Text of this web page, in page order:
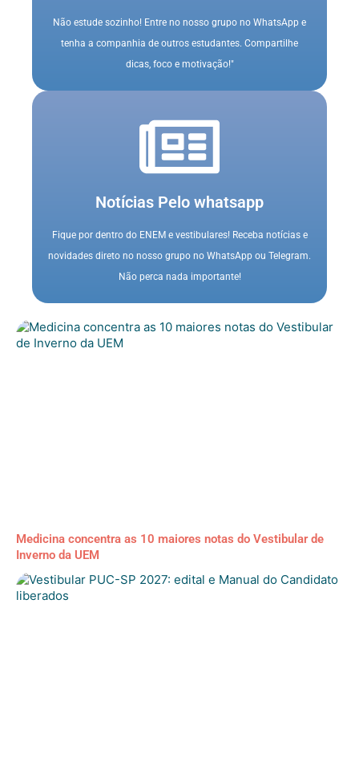
Não estude sozinho! Entre no nosso grupo no WhatsApp e
tenha a companhia de outros estudantes. Compartilhe
dicas, foco e motivação!"
Notícias Pelo whatsapp
Fique por dentro do ENEM e vestibulares! Receba notícias e
novidades direto no nosso grupo no WhatsApp ou Telegram.
Não perca nada importante!
Medicina concentra as 10 maiores notas do Vestibular de
Inverno da UEM